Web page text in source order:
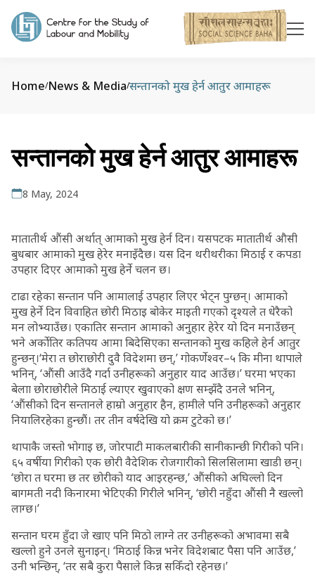
Home/News & Media/सन्तानको मुख हेर्न आतुर आमाहरू
सन्तानको मुख हेर्न आतुर आमाहरू
8 May, 2024
मातातीर्थ औंसी अर्थात् आमाको मुख हेर्न दिन। यसपटक मातातीर्थ औसी
बुधबार आमाको मुख हेरेर मनाइँदैछ। यस दिन थरीथरीका मिठाई र कपडा
उपहार दिएर आमाको मुख हेर्ने चलन छ।
टाढा रहेका सन्तान पनि आमालाई उपहार लिएर भेट्न पुग्छन्। आमाको
मुख हेर्ने दिन विवाहित छोरी मिठाइ बोकेर माइती गएको दृश्यले त धेरैको
मन लोभ्याउँछ। एकातिर सन्तान आमाको अनुहार हेरेर यो दिन मनाउँछन्
भने अर्कोतिर कतिपय आमा बिदेसिएका सन्तानको मुख कहिले हेर्न आतुर
हुन्छन्।‘मेरा त छोराछोरी दुवै विदेशमा छन्,’ गोकर्णेश्वर–५ कि मीना थापाले
भनिन्, ‘औंसी आउँदै गर्दा उनीहरूको अनुहार याद आउँछ।’ घरमा भएका
बेलाा छोराछोरीले मिठाई ल्याएर खुवाएको क्षण सम्झँदै उनले भनिन्,
‘औंसीको दिन सन्तानले हाम्रो अनुहार हैन, हामीले पनि उनीहरूको अनुहार
नियालिरहेका हुन्छौं। तर तीन वर्षदेखि यो क्रम टुटेको छ।’
थापाकै जस्तो भोगाइ छ, जोरपाटी माकलबारीकी सानीकान्छी गिरीको पनि।
६५ वर्षीया गिरीको एक छोरी वैदेशिक रोजगारीको सिलसिलामा खाडी छन्।
‘छोरा त घरमा छ तर छोरीको याद आइरहन्छ,’ औंसीको अघिल्लो दिन
बागमती नदी किनारमा भेटिएकी गिरीले भनिन्, ‘छोरी नहुँदा औंसी नै खल्लो
लाग्छ।’
सन्तान घरम हुँदा जे खाए पनि मिठो लाग्ने तर उनीहरूको अभावमा सबै
खल्लो हुने उनले सुनाइन्। ‘मिठाई किन्न भनेर विदेशबाट पैसा पनि आउँछ,’
उनी भन्छिन्, ‘तर सबै कुरा पैसाले किन्न सकिँदो रहेनछ।’